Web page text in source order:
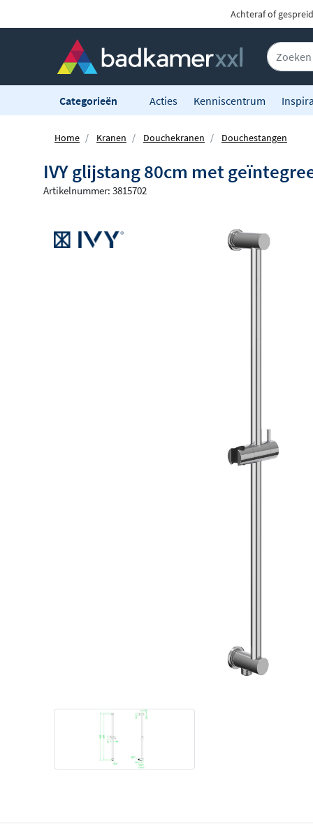
Achteraf of
Categorieën Acties Kenniscentrum
Home Kranen Douchekranen Douchestangen
IVY glijstang 80cm met
Artikelnummer: 3815702